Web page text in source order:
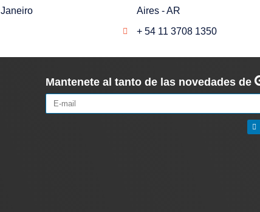
Janeiro
Aires - AR
+ 54 11 3708 1350
Mantenete al tanto de las novedades de